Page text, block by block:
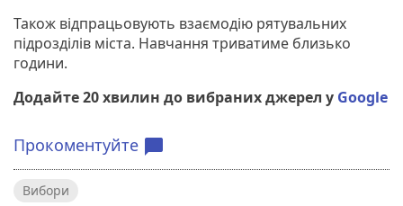
Також відпрацьовують взаємодію рятувальних
підрозділів міста. Навчання триватиме близько
години.
Додайте 20 хвилин до вибраних джерел у Google
Прокоментуйте chat_bubble
Вибори